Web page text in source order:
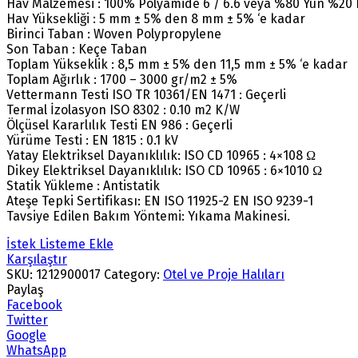
Hav Malzemesi : 100% Polyamide 6 / 6.6 veya %80 Yün %20
Hav Yüksekliği : 5 mm ± 5% den 8 mm ± 5% ‘e kadar
Birinci Taban : Woven Polypropylene
Son Taban : Keçe Taban
Toplam Yükseklik : 8,5 mm ± 5% den 11,5 mm ± 5% ‘e kadar
Toplam Ağırlık : 1700 – 3000 gr/m2 ± 5%
Vettermann Testi ISO TR 10361/EN 1471 : Geçerli
Termal İzolasyon ISO 8302 : 0.10 m2 K/W
Ölçüsel Kararlılık Testi EN 986 : Geçerli
Yürüme Testi : EN 1815 : 0.1 kV
Yatay Elektriksel Dayanıklılık: ISO CD 10965 : 4×108 Ω
Dikey Elektriksel Dayanıklılık: ISO CD 10965 : 6×1010 Ω
Statik Yükleme : Antistatik
Ateşe Tepki Sertifikası: EN ISO 11925-2 EN ISO 9239-1
Tavsiye Edilen Bakım Yöntemi: Yıkama Makinesi.
İstek Listeme Ekle
Karşılaştır
SKU: 1212900017 Category: Otel ve Proje Halıları
Paylaş
Facebook
Twitter
Google
WhatsApp